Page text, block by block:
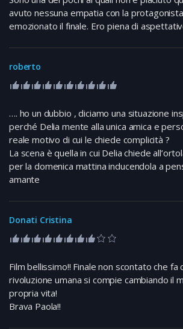
avuto nessuna empatia con la
emozionato il finale. Ero piena di
roberto
…. ho un dubbio , diciamo una situazione
perché Delia mente alla unica amica e
reale motivo di cui le chiede complicità ?
La scena è quella in cui Delia chiede
per la domenica mattina inducendola a
amante
Donati Cristina
Film bellissimo!! Finale non scontato che fa
rivoluzione umana si compie cambiando il
propria vita!
Brava Paola!!